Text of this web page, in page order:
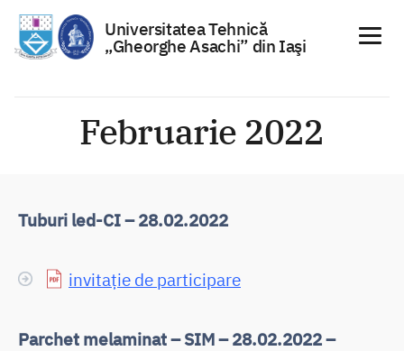
Universitatea Tehnică
„Gheorghe Asachi” din Iaşi
Februarie 2022
Tuburi led-CI – 28.02.2022
invitație de participare
Parchet melaminat – SIM – 28.02.2022 –